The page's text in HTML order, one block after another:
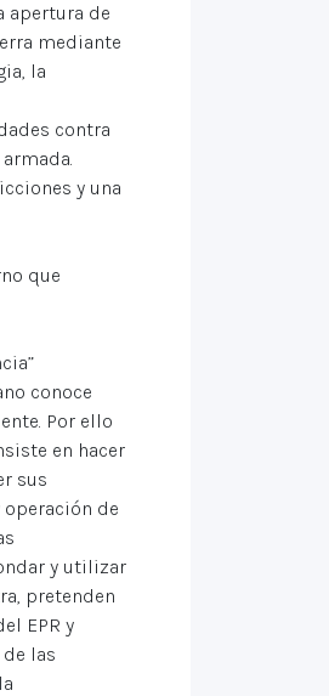
apertura de
mediante
la
contra
y una
que
conoce
Por ello
en hacer
sus
operación de
y utilizar
pretenden
EPR y
las